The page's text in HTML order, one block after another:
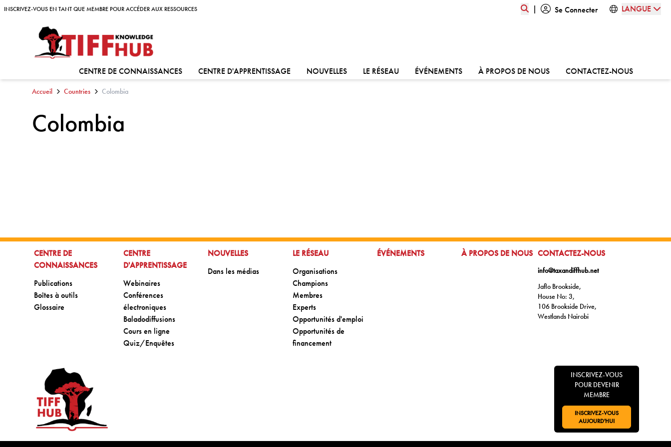
Skip to content
INSCRIVEZ-VOUS EN TANT QUE MEMBRE POUR ACCÉDER AUX RESSOURCES
INSCRIVEZ-VOUS EN TANT QUE MEMBRE POUR ACCÉDER AUX RESSOURCES | Se Connecter LANGUE
CENTRE DE CONNAISSANCESALLER À:CENTRE D'APPRENTISSAGEALLER À:NOUVELLESALLER À:LE RÉSEAUALLER À:ÉVÉNEMENTSALLER À:À PROPOS DE NOUSALLER À:CONTACTEZ-NOUSALLER À:
Accueil Countries Colombia
Colombia
ALLER À:
CENTRE DE
CONNAISSANCES
Aller à:
Publications
Aller à:
Boîtes à outils
Aller à:
Glossaire
ALLER À:
CENTRE
D'APPRENTISSAGE
Aller à:
Webinaires
Aller à:
Conférences
électroniques
Aller à:
Baladodiffusions
Aller à:
Cours en ligne
Aller à:
Quiz/Enquêtes
ALLER À:
NOUVELLES
Aller à:
Dans les médias
ALLER À:
LE RÉSEAU
Aller à:
Organisations
Aller à:
Champions
Aller à:
Membres
Aller à:
Experts
Aller à:
Opportunités d'emploi
Aller à:
Opportunités de
financement
ALLER À:
ÉVÉNEMENTS ALLER À:
À PROPOS DE NOUS ALLER À:
CONTACTEZ-NOUS
info@taxandiffhub.net
Jaflo Brookside,
House No: 3,
106 Brookside Drive,
Westlands Nairobi
INSCRIVEZ-VOUS
POUR DEVENIR
MEMBRE
ALLER À:
INSCRIVEZ-VOUS
AUJOURD'HUI